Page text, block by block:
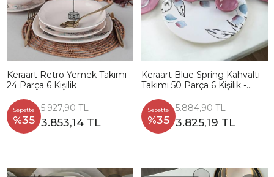
Keraart Retro Yemek Takımı
24 Parça 6 Kişilik
Sepette
%35
5.927,90 TL
3.853,14 TL
Keraart Blue Spring Kahvaltı
Takımı 50 Parça 6 Kişilik -
Sepette
%35
5.884,90 TL
3.825,19 TL